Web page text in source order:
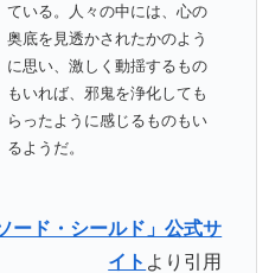
ている。人々の中には、心の
奥底を見透かされたかのよう
に思い、激しく動揺するもの
もいれば、邪鬼を浄化しても
らったように感じるものもい
るようだ。
ード・シールド」公式サ
イト より引用